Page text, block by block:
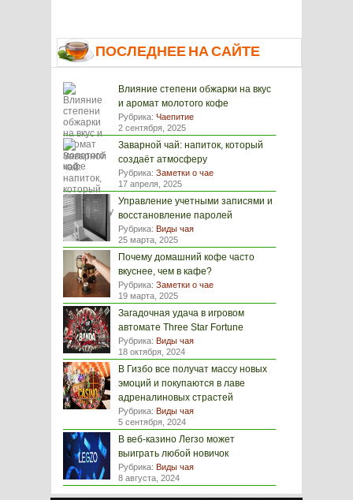
ПОСЛЕДНЕЕ НА САЙТЕ
Влияние степени обжарки на вкус
и аромат молотого кофе
Рубрика: Чаепитие
2 сентября, 2025
Заварной чай: напиток, который
создаёт атмосферу
Рубрика: Заметки о чае
17 апреля, 2025
Управление учетными записями и
восстановление паролей
Рубрика: Виды чая
25 марта, 2025
Почему домашний кофе часто
вкуснее, чем в кафе?
Рубрика: Заметки о чае
19 марта, 2025
Загадочная удача в игровом
автомате Three Star Fortune
Рубрика: Виды чая
18 октября, 2024
В Гизбо все получат массу новых
эмоций и покупаются в лаве
адреналиновых страстей
Рубрика: Виды чая
5 сентября, 2024
В веб-казино Легзо может
выиграть любой новичок
Рубрика: Виды чая
8 августа, 2024